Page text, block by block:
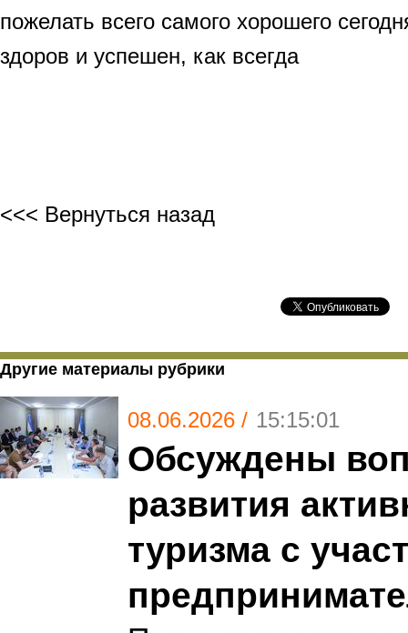
пожелать всего самого хорошего
здоров и успешен, как всегда
<<< Вернуться назад
Другие материалы рубрики
08.06.2026 / 15:15:01
Обсуждены
развития
туризма с